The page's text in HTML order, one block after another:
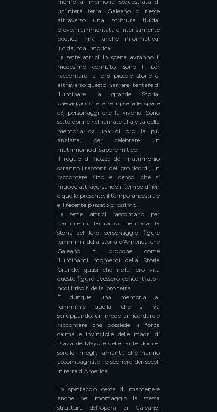
memoria, memoria sequestrata di
un’intera terra. Galeano ci riesce
attraverso una scrittura fluida,
breve, frammentata e intensamente
poetica, ma anche informativa,
lucida, mai retorica.
Le sette attrici in scena avranno il
medesimo compito: sono lì per
raccontare le loro piccole storie e,
attraverso questo narrare, tentare di
illuminare la grande Storia,
paesaggio che è sempre alle spalle
dei personaggi che la vivono. Sono
sette donne richiamate alla vita della
memoria da una di loro, la più
anziana, per celebrare un
matrimonio di sapore mitico.
Il regalo di nozze del matrimonio
saranno i racconti dei loro ricordi, un
raccontare fitto e denso, che si
muove attraversando il tempo di ieri
e quello presente, il tempo ancestrale
e il recente passato prossimo.
Le sette attrici raccontano per
frammenti, lampi di memoria, la
storia del loro personaggio: figure
femminili della storia d’America che
Galeano ci propone come
illuminanti momenti della Storia
Grande, quasi che nella loro vita
queste figure avessero concentrato i
nodi irrisolti della loro terra.
È dunque una memoria al
femminile quella che si va
sviluppando, un modo di ricordare e
raccontare che possiede la forza
calma e invincibile delle madri di
Plaza de Mayo e delle tante donne,
sorelle, mogli, amanti, che hanno
accompagnato lo scorrere dei secoli
in terra d’America.
Lo spettacolo cerca di mantenere
anche nel montaggio la stessa
struttura dell’opera di Galeano,